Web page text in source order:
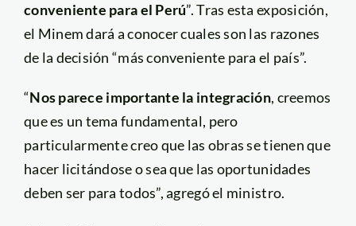
conveniente para el Perú”. Tras esta exposición,
el Minem dará a conocer cuales son las razones
de la decisión “más conveniente para el país”.
“Nos parece importante la integración, creemos
que es un tema fundamental, pero
particularmente creo que las obras se tienen que
hacer licitándose o sea que las oportunidades
deben ser para todos”, agregó el ministro.